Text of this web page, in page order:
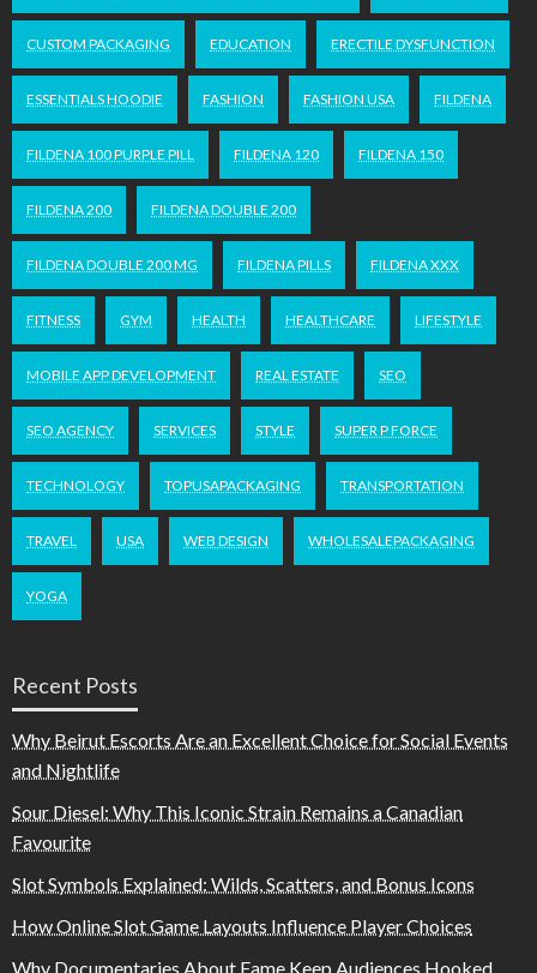
CUSTOM PACKAGING EDUCATION ERECTILE DYSFUNCTION
ESSENTIALS HOODIE FASHION FASHION USA FILDENA
FILDENA 100 PURPLE PILL FILDENA 120 FILDENA 150
FILDENA 200 FILDENA DOUBLE 200
FILDENA DOUBLE 200 MG FILDENA PILLS FILDENA XXX
FITNESS GYM HEALTH HEALTHCARE LIFESTYLE
MOBILE APP DEVELOPMENT REAL ESTATE SEO
SEO AGENCY SERVICES STYLE SUPER P FORCE
TECHNOLOGY TOPUSAPACKAGING TRANSPORTATION
TRAVEL USA WEB DESIGN WHOLESALEPACKAGING
YOGA
Recent Posts
Why Beirut Escorts Are an Excellent Choice for Social Events
and Nightlife
Sour Diesel: Why This Iconic Strain Remains a Canadian
Favourite
Slot Symbols Explained: Wilds, Scatters, and Bonus Icons
How Online Slot Game Layouts Influence Player Choices
Why Documentaries About Fame Keep Audiences Hooked